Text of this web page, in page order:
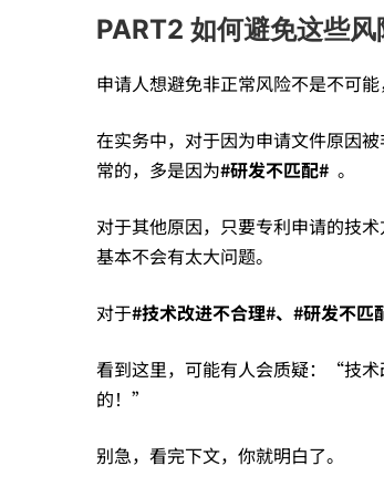
生
的
原
因
PART2 如何避免这些风
申请人想避免非正常风险不是不可
在实务中，对于因为申请文件原因
常的，多是因为#研发不匹配# 。
对于其他原因，只要专利申请的技
基本不会有太大问题。
对于#技术改进不合理#、 #研发不匹
看到这里，可能有人会质疑：“技
的！”
别急，看完下文，你就明白了。